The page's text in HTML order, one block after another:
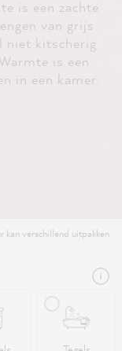
is een zachte
van grijs
niet kitscherig
is een
in een kamer.
kan verschillend uitpakken